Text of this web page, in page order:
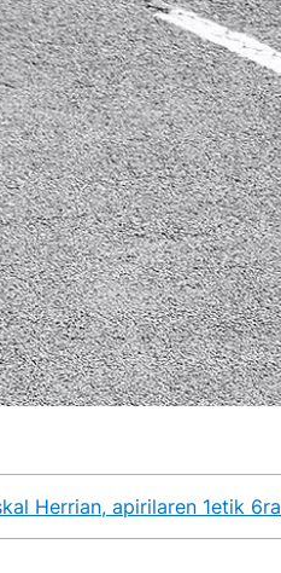
Herrian, apirilaren 1etik 6ra